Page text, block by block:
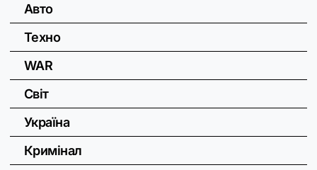
Авто
Техно
WAR
Світ
Україна
Кримінал